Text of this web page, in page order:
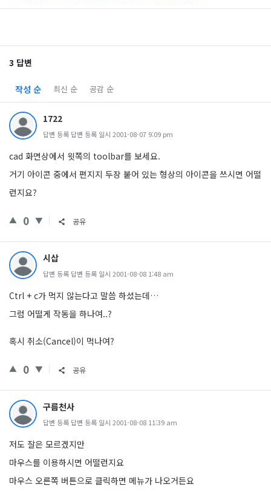
3 답변
작성 순 최신 순 공감 순
1722
답변 등록 답변 등록 일시 2001-08-07 9:09 pm
cad 화면상에서 윗쪽의 toolbar를 보세요.
거기 아이콘 중에서 편지지 두장 붙어 있는 형상의 아이콘을 쓰시면 어떨
런지요?
0 공유
시삽
답변 등록 답변 등록 일시 2001-08-08 1:48 am
Ctrl + c가 먹지 않는다고 말씀 하셨는데…
그럼 어떨게 작동을 하나여..?
혹시 취소(Cancel)이 먹나여?
0 공유
구름천사
답변 등록 답변 등록 일시 2001-08-08 11:39 am
저도 잘은 모르겠지만
마우스를 이용하시면 어떨런지요
마우스 오른쪽 버튼으로 클릭하면 메뉴가 나오거든요